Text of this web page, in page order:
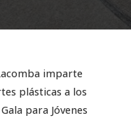
imparte
plásticas a los
para Jóvenes